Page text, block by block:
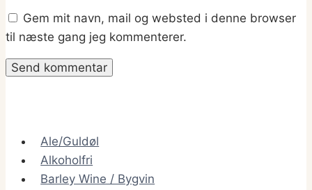
Gem mit navn, mail og websted i denne browser
til næste gang jeg kommenterer.
Ale/Guldøl
Alkoholfri
Barley Wine / Bygvin